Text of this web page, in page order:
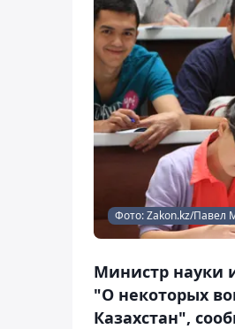
Фото: Zakon.kz/Павел
Министр науки
"О некоторых
Казахстан",